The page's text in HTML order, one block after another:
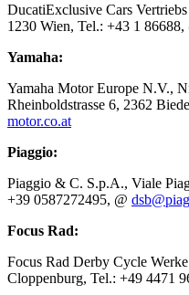
DucatiExclusive Cars
1230 Wien, Tel.: +43 1 86688,
Yamaha:
Yamaha Motor Europe N.V.,
Rheinboldstrasse 6, 2362
motor.co.at
Piaggio:
Piaggio & C. S.p.A., Viale
+39 0587272495, @
Focus Rad:
Focus Rad Derby Cycle
Cloppenburg, Tel.: +49 4471